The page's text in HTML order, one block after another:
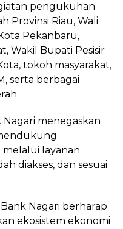
pengukuhan
Provinsi Riau, Wali
Pekanbaru,
Wakil Bupati Pesisir
tokoh masyarakat,
serta berbagai
menegaskan
layanan
diakses, dan sesuai
Nagari berharap
ekosistem ekonomi